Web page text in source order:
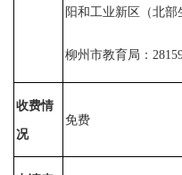
阳和工业新区（北部
柳州市教育局：
收费情
况
免费